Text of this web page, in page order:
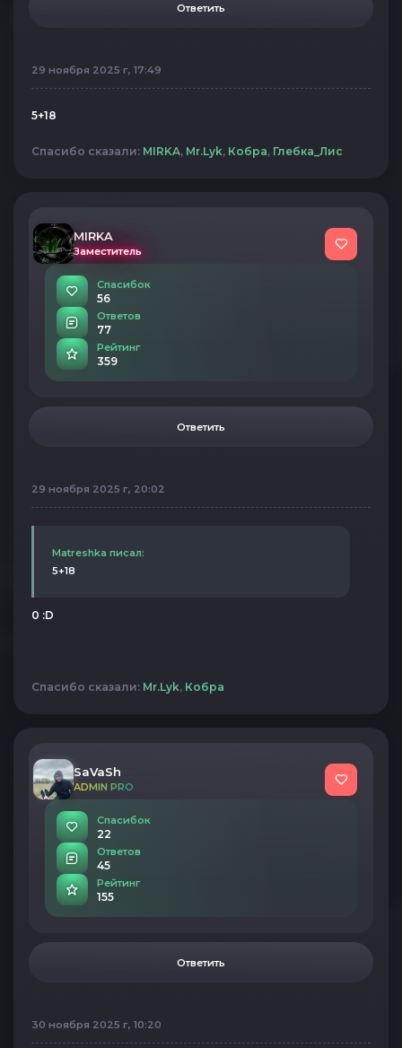
Ответить
29 ноября 2025 г, 17:49
5+18
Спасибо сказали: MIRKA, Mr.Lyk, Кобра, Глебка_Лис
MIRKA
Заместитель
Спасибок
56
Ответов
77
Рейтинг
359
Ответить
29 ноября 2025 г, 20:02
Matreshka писал:
5+18
0 :D
Спасибо сказали: Mr.Lyk, Кобра
SaVaSh
ADMIN PRO
Спасибок
22
Ответов
45
Рейтинг
155
Ответить
30 ноября 2025 г, 10:20